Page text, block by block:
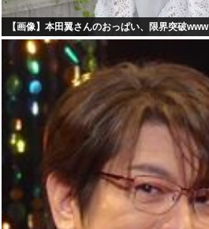
【画像】本田翼さんのおっぱい、限界突破www